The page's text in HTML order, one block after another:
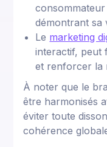
démontrant sa
Le marketing
interactif, peut
et renforcer la
À noter que le
être harmonisés
éviter toute
cohérence